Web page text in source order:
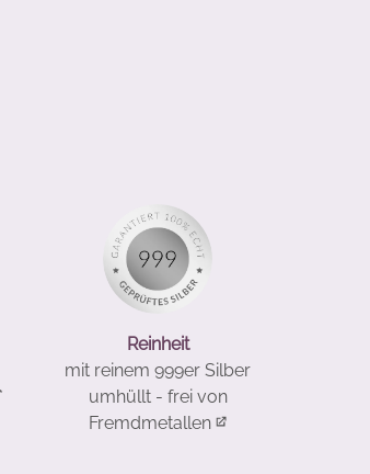
Reinheit
mit reinem 999er Silber
umhüllt - frei von
Fremdmetallen